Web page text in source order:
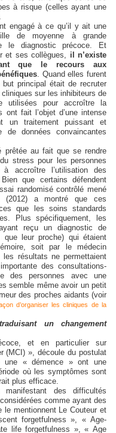
à risque (celles ayant une
engagé à ce qu’il y ait une
de moyenne à grande
le diagnostic précoce. Et
et ses collègues, il n’existe
que le recours aux
. Quand elles furent
principal était de recruter
sur les inhibiteurs de
utilisées pour accroître la
fait l’objet d’une intense
un traitement puissant et
données convaincantes
prêtée au fait que se rendre
stress pour les personnes
accroître l’utilisation des
que certains défendent
randomisé contrôlé mené
(2012) a montré que ces
que les soins standards
Plus spécifiquement, les
reçu un diagnostic de
leur proche) qui étaient
soit par le médecin
résultats ne permettaient
des consultations-
des personnes avec une
semble même avoir un petit
des proches aidants (voir
d’organiser les cliniques de la
un changement
et en particulier sur
(MCI) », découle du postulat
une « démence » ont une
où les symptômes sont
plus efficace.
manifestant des difficultés
comme ayant des
le mentionnent Le Couteur et
forgetfulness », « Age-
life forgetfulness », « Age